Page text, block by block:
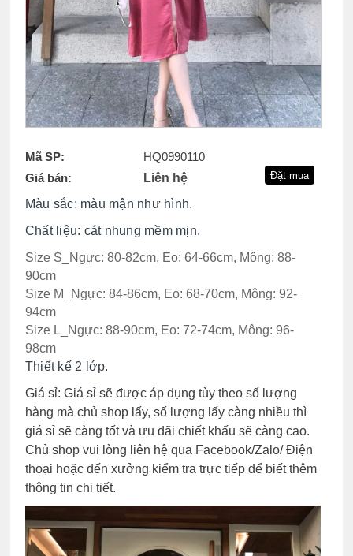
Mã SP:
HQ0990110
Giá bán:
Liên hệ
Màu sắc: màu mận như hình.
Chất liệu: cát nhung mềm mịn.
Size S_Ngực: 80-82cm, Eo: 64-66cm, Mông: 88-
90cm
Size M_Ngực: 84-86cm, Eo: 68-70cm, Mông: 92-
94cm
Size L_Ngực: 88-90cm, Eo: 72-74cm, Mông: 96-
98cm
Thiết kế 2 lớp.
Giá sỉ: Giá sỉ sẽ được áp dụng tùy theo số lượng
hàng mà chủ shop lấy, số lượng lấy càng nhiều thì
giá sỉ sẽ càng tốt và ưu đãi chiết khấu sẽ càng cao.
Chủ shop vui lòng liên hệ qua Facebook/Zalo/ Điện
thoại hoặc đến xưởng kiểm tra trực tiếp để biết thêm
thông tin chi tiết.